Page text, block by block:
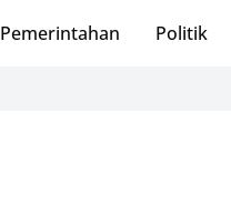
Pemerintahan Politik